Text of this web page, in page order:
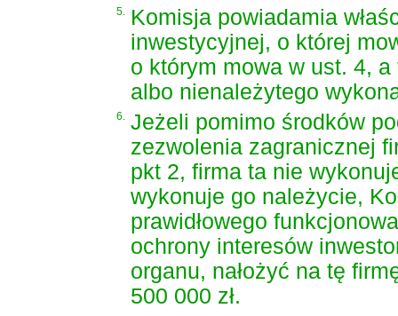
5. Komisja powiadamia
inwestycyjnej, o której
o którym mowa w ust. 4,
albo nienależytego
6. Jeżeli pomimo środków
zezwolenia zagranicznej
pkt 2, firma ta nie
wykonuje go należycie,
prawidłowego
ochrony interesów
organu, nałożyć na tę
500 000 zł.